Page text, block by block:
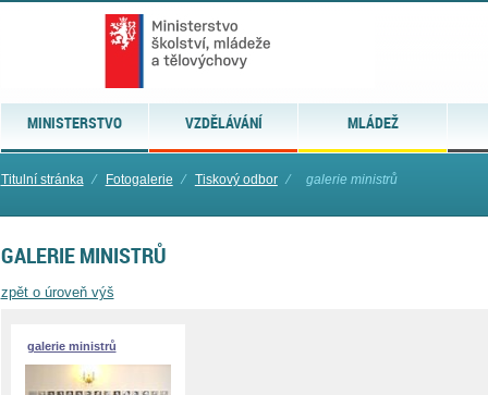
MINISTERSTVO VZDĚLÁVÁNÍ MLÁDEŽ
Titulní stránka ⁄ Fotogalerie ⁄ Tiskový odbor ⁄ galerie ministrů
GALERIE MINISTRŮ
zpět o úroveň výš
galerie ministrů